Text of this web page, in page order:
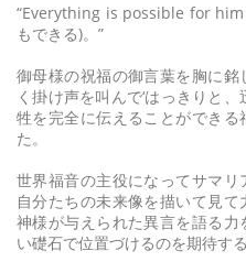
“Everything is possible for
もできる)。”
御母様の祝福の御言葉を胸に
く掛け声を叫んで‘はっきりと
牲を完全に伝えることができ
た。
世界福音の主役になってサマリ
自分たちの未来像を描いて見て
神様が与えられた異言を語る
い礎石で位置づけるのを期待する